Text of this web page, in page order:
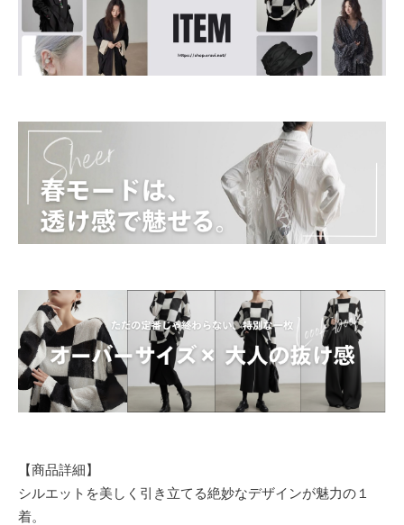
【商品詳細】
シルエットを美しく引き立てる絶妙なデザインが魅力の１
着。